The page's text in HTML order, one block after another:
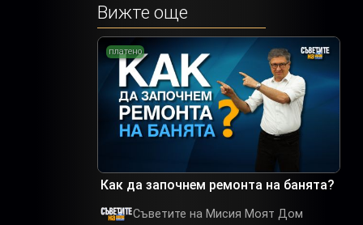
Вижте още
платено
Как да започнем ремонта на банята?
Съветите на Мисия Моят Дом